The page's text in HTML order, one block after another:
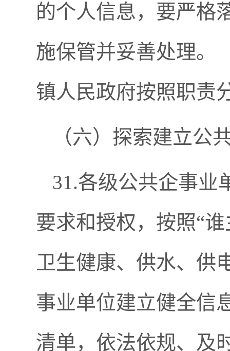
的个人信息，要严格
施保管并妥善处理。
镇人民政府按照职责
（六）探索建立公
31.各级公共企事业
要求和授权，按照“
卫生健康、供水、供
事业单位建立健全信
清单，依法依规、及